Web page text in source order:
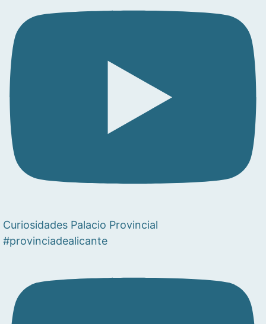
Curiosidades Palacio Provincial
#provinciadealicante